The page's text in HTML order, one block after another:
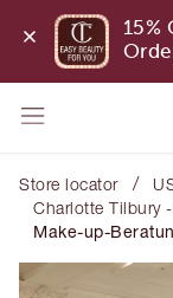
15%
Store locator /
Charlotte Tilbury
Make-up-